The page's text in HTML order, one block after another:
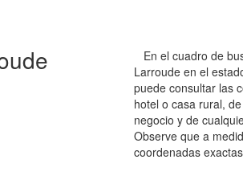
En el cuadro de
Larroude en el
puede consultar las
hotel o casa rural,
negocio y de
Observe que a
coordenadas